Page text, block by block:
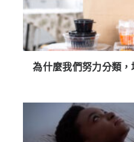
為什麼我們努力分類